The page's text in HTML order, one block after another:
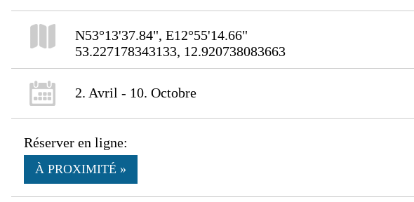
N53°13'37.84", E12°55'14.66"
53.227178343133, 12.920738083663
2. Avril - 10. Octobre
Réserver en ligne:
À PROXIMITÉ »